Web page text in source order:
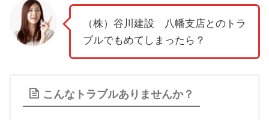
（株）谷川建設 八幡支店とのトラ
ブルでもめてしまったら？
こんなトラブルありませんか？